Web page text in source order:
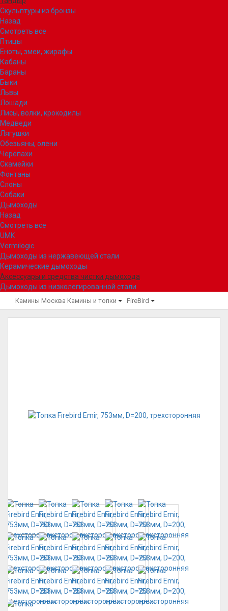
Скульптуры из бронзы
Назад
Смотреть все
Птицы
Еноты, змеи, жирафы
Кабаны
Бараны
Быки
Львы
Лошади
Лисы, волки, крокодилы
Медведи
Лягушки
Обезьяны, олени
Черепахи
Скамейки
Фонтаны
Слоны
Собаки
Дымоходы
Назад
Смотреть все
UMK
Vermilogic
Дымоходы из нержавеющей стали
Керамические дымоходы
Аксессуары и средства чистки дымохода
Дымоходы из низколегированной стали
Камины Москва Камины и топки FireBird